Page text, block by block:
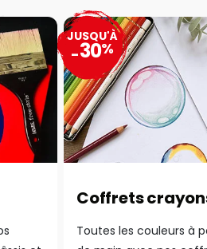
Coffrets
Toutes les couleurs à
JUSQU'À
-30%